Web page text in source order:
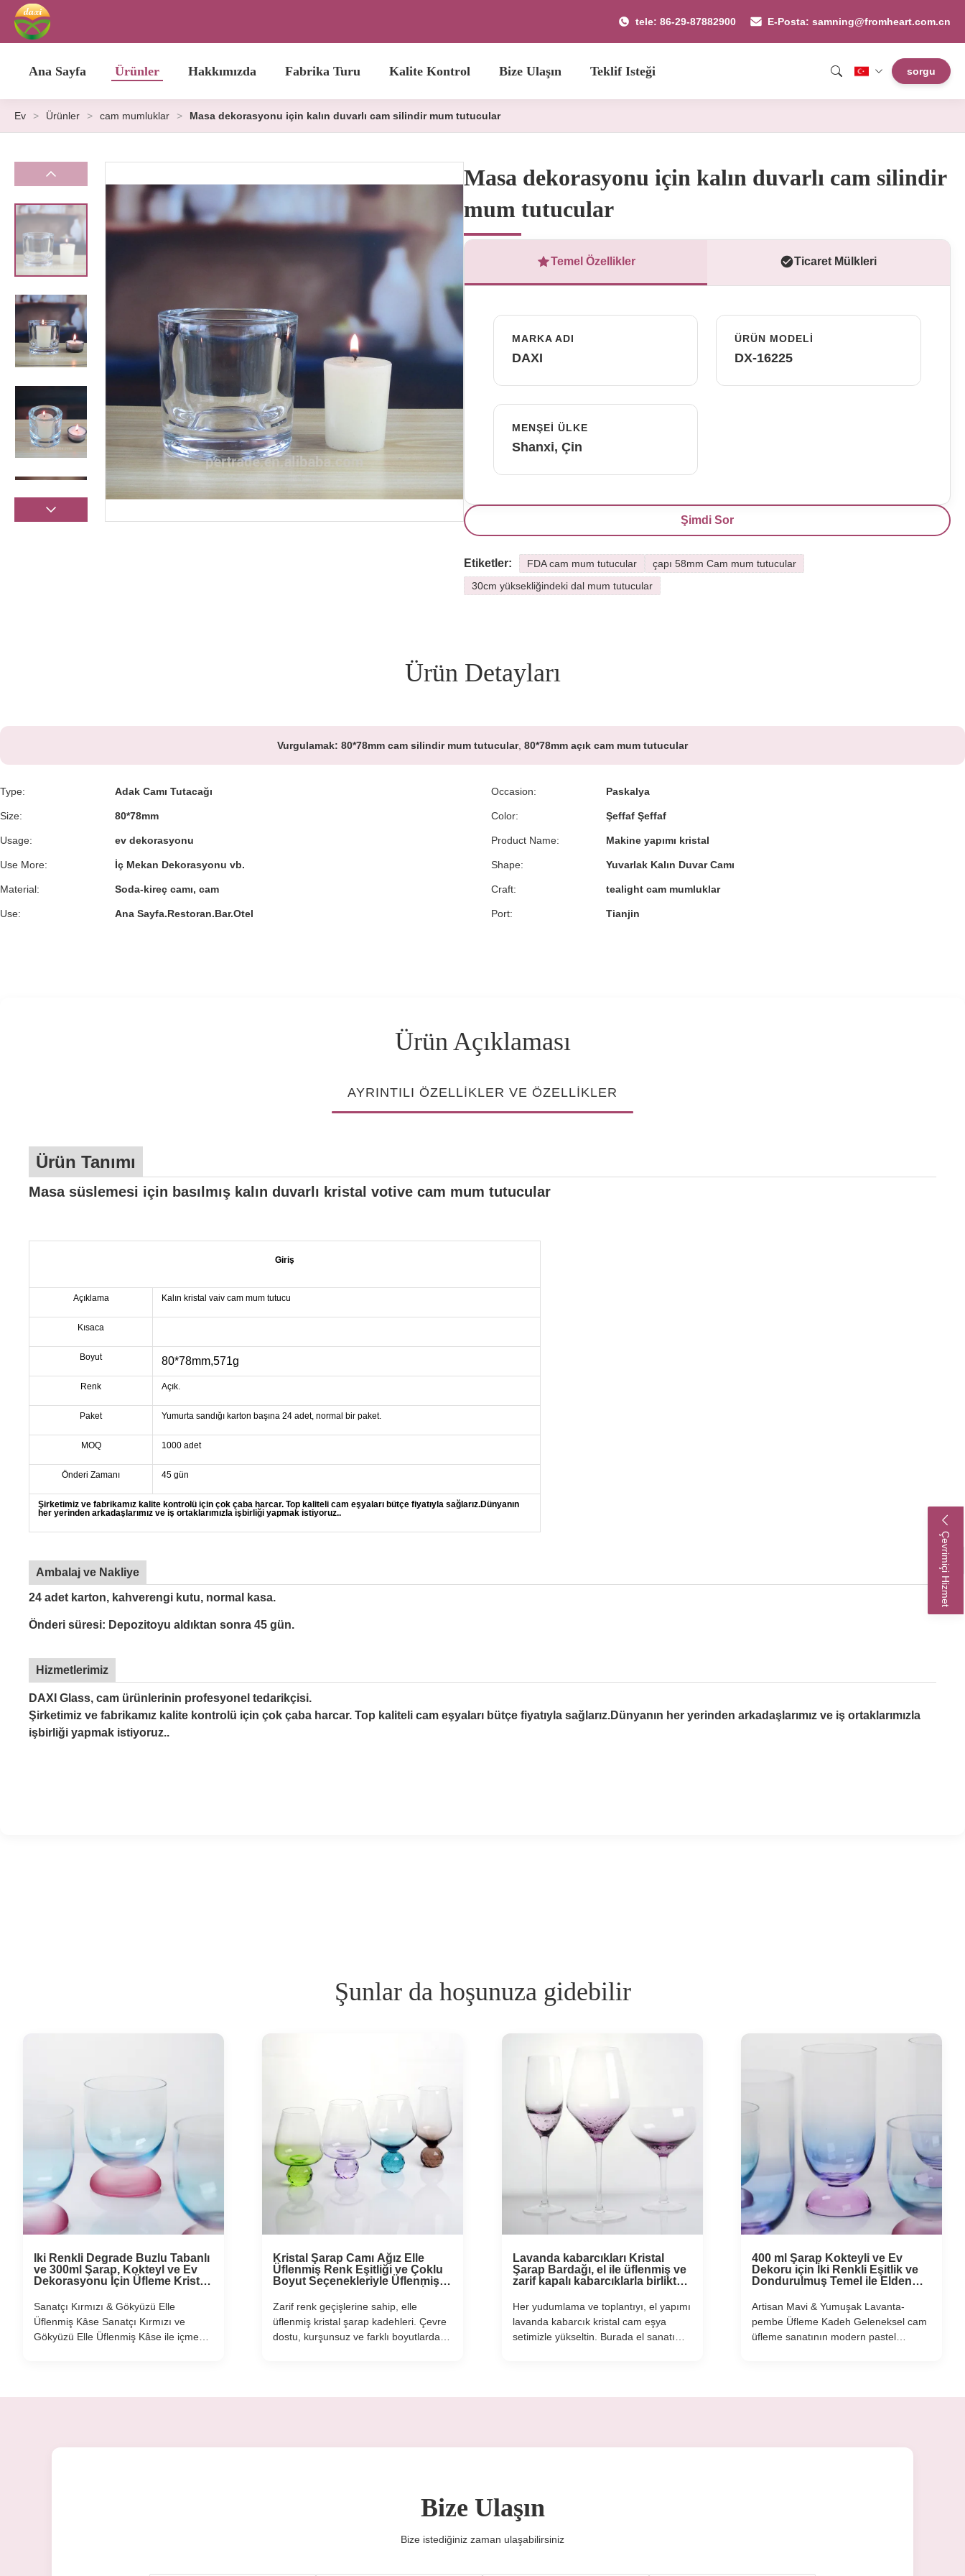
tele: 86-29-87882900 E-Posta: samning@fromheart.com.cn
Ana Sayfa Ürünler Hakkımızda Fabrika Turu Kalite Kontrol Bize Ulaşın Teklif Isteği sorgu
Çevrimiçi Hizmet
Ev > Ürünler > cam mumluklar > Masa dekorasyonu için kalın duvarlı cam silindir mum tutucular
Masa dekorasyonu için kalın duvarlı cam silindir
mum tutucular
Temel Özellikler Ticaret Mülkleri
MARKA ADI
DAXI
ÜRÜN MODELI
DX-16225
MENŞEI ÜLKE
Shanxi, Çin
Şimdi Sor
Etiketler: FDA cam mum tutucular
çapı 58mm Cam mum tutucular
30cm yüksekliğindeki dal mum tutucular
Ürün Detayları
Vurgulamak: 80*78mm cam silindir mum tutucular, 80*78mm açık cam mum tutucular
Type: Adak Camı Tutacağı Occasion: Paskalya
Size: 80*78mm Color: Şeffaf Şeffaf
Usage: ev dekorasyonu Product Name: Makine yapımı kristal
Use More: İç Mekan Dekorasyonu vb. Shape: Yuvarlak Kalın Duvar Camı
Material: Soda-kireç camı, cam Craft: tealight cam mumluklar
Use: Ana Sayfa.Restoran.Bar.Otel Port: Tianjin
Ürün Açıklaması
AYRINTILI ÖZELLIKLER VE ÖZELLIKLER
Ürün Tanımı
Masa süslemesi için basılmış kalın duvarlı kristal votive cam mum tutucular
Giriş
Açıklama Kalın kristal vaiv cam mum tutucu
Kısaca
Boyut 80*78mm,571g
Renk Açık.
Paket Yumurta sandığı karton başına 24 adet, normal bir paket.
MOQ 1000 adet
Önderi Zamanı 45 gün
Şirketimiz ve fabrikamız kalite kontrolü için çok çaba harcar. Top kaliteli cam eşyaları bütçe fiyatıyla sağlarız.Dünyanın
her yerinden arkadaşlarımız ve iş ortaklarımızla işbirliği yapmak istiyoruz..
Ambalaj ve Nakliye
24 adet karton, kahverengi kutu, normal kasa.
Önderi süresi: Depozitoyu aldıktan sonra 45 gün.
Hizmetlerimiz
DAXI Glass, cam ürünlerinin profesyonel tedarikçisi.
Şirketimiz ve fabrikamız kalite kontrolü için çok çaba harcar. Top kaliteli cam eşyaları bütçe fiyatıyla sağlarız.Dünyanın her yerinden arkadaşlarımız ve iş ortaklarımızla
işbirliği yapmak istiyoruz..
Şunlar da hoşunuza gidebilir
İki Renkli Degrade Buzlu Tabanlı
ve 300ml Şarap, Kokteyl ve Ev
Dekorasyonu İçin Üfleme Kristal
Sanatçı Kırmızı & Gökyüzü Elle
Üflenmiş Kâse Sanatçı Kırmızı ve
Gökyüzü Elle Üflenmiş Kâse ile içme
oluşturur. İmza tasarımı, yumuşak, yarı
Kristal Şarap Camı Ağız Elle
Üflenmiş Renk Eşitliği ve Çoklu
Boyut Seçenekleriyle Üflenmiş
Zarif renk geçişlerine sahip, elle
üflenmiş kristal şarap kadehleri. Çevre
dostu, kurşunsuz ve farklı boyutlarda
Lavanda kabarcıkları Kristal
Şarap Bardağı, el ile üflenmiş ve
zarif kapalı kabarcıklarla birlikte
Her yudumlama ve toplantıyı, el yapımı
lavanda kabarcık kristal cam eşya
setimizle yükseltin. Burada el sanatı
yapımıdır. Işığı yakalayan hassas,
400 ml Şarap Kokteyli ve Ev
Dekoru için İki Renkli Eşitlik ve
Dondurulmuş Temel ile Elden
Kâsesi
Artisan Mavi & Yumuşak Lavanta-
pembe Üfleme Kadeh Geleneksel cam
üfleme sanatının modern pastel
ellerinden çıkan her bir cam, elle
Bize Ulaşın
Bize istediğiniz zaman ulaşabilirsiniz